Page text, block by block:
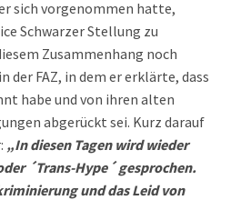
sich vorgenommen hatte,
Schwarzer Stellung zu
Zusammenhang noch
der FAZ, in dem er erklärte, dass
habe und von ihren alten
abgerückt sei. Kurz darauf
„In diesen Tagen wird wieder
´Trans-Hype´ gesprochen.
und das Leid von